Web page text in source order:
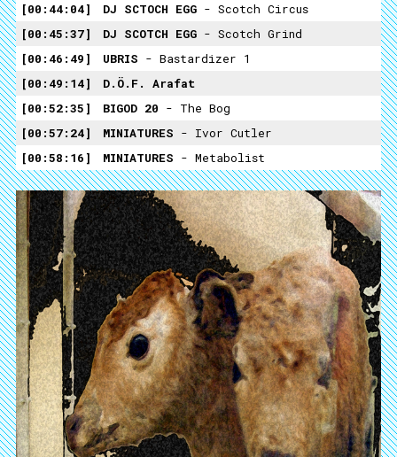
00:44:04
DJ SCTOCH EGG - Scotch Circus
00:45:37
DJ SCOTCH EGG - Scotch Grind
00:46:49
UBRIS - Bastardizer 1
00:49:14
D.Ö.F. Arafat
00:52:35
BIGOD 20 - The Bog
00:57:24
MINIATURES - Ivor Cutler
00:58:16
MINIATURES - Metabolist